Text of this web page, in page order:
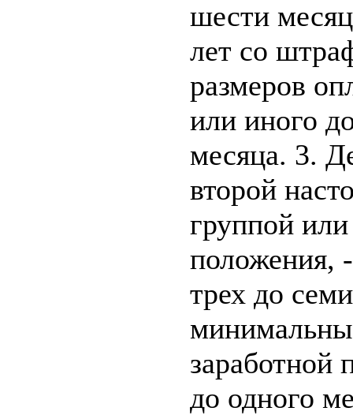
шести
лет со
размеров
или иного
месяца. 3.
второй
группой
положения,
трех до
заработной
до одного